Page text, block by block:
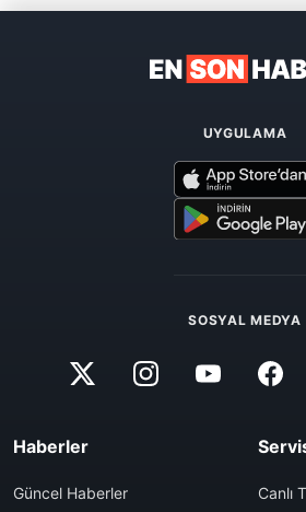
UYGULAMA
SOSYAL MEDYA
Haberler
Güncel Haberler
Canlı